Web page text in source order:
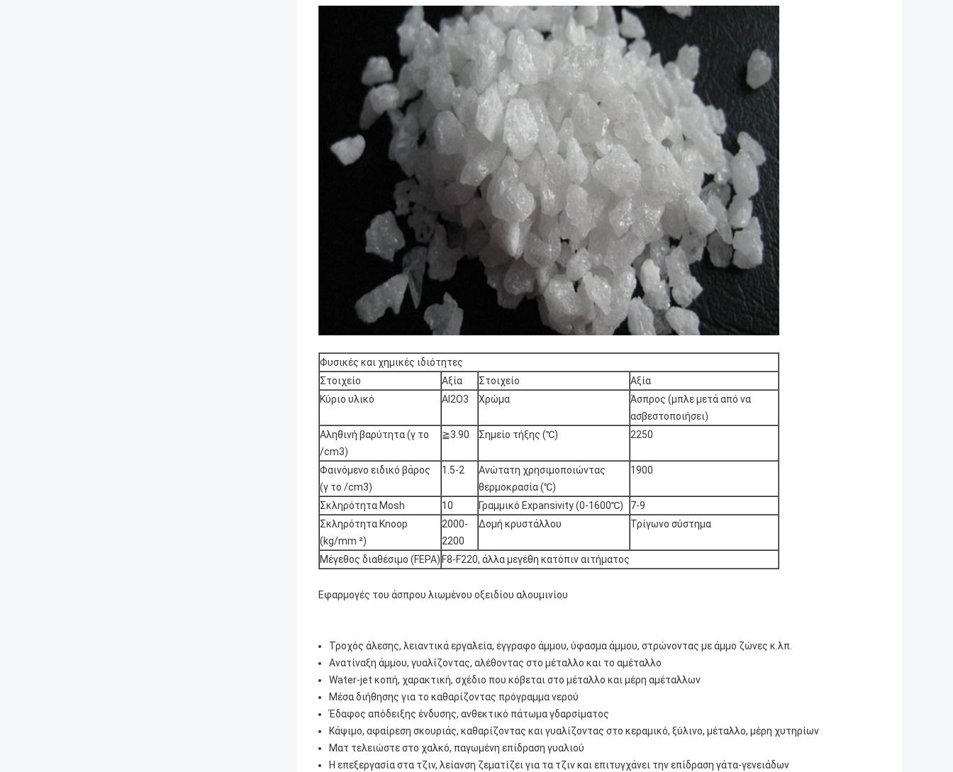
Φυσικές και χημικές ιδιότητες
Στοιχείο
Αξία Στοιχείο
Αξία
Κύριο υλικό
Al2O3 Χρώμα
Άσπρος (μπλε μετά από να
ασβεστοποιήσει)
Αληθινή βαρύτητα (γ το
/cm3)
≧3.90 Σημείο τήξης (℃) 2250
Φαινόμενο ειδικό βάρος
(γ το /cm3)
1.5-2
Ανώτατη χρησιμοποιώντας
θερμοκρασία (℃)
1900
Σκληρότητα Mosh 10 Γραμμικό Expansivity (0-1600℃)
7-9
Σκληρότητα Knoop
(kg/mm ²)
2000-
2200
Δομή κρυστάλλου Τρίγωνο σύστημα
Μέγεθος διαθέσιμο (FEPA) F8-F220, άλλα μεγέθη κατόπιν αιτήματος
Εφαρμογές του άσπρου λιωμένου οξειδίου αλουμινίου
Τροχός άλεσης, λειαντικά εργαλεία, έγγραφο άμμου, ύφασμα άμμου, στρώνοντας με άμμο ζώνες κ.λπ.
Ανατίναξη άμμου, γυαλίζοντας, αλέθοντας στο μέταλλο και το αμέταλλο
Water-jet κοπή, χαρακτική, σχέδιο που κόβεται στο μέταλλο και μέρη αμέταλλων
Μέσα διήθησης για το καθαρίζοντας πρόγραμμα νερού
Έδαφος απόδειξης ένδυσης, ανθεκτικό πάτωμα γδαρσίματος
Κάψιμο, αφαίρεση σκουριάς, καθαρίζοντας και γυαλίζοντας στο κεραμικό, ξύλινο, μέταλλο, μέρη χυτηρίων
Ματ τελειώστε στο χαλκό, παγωμένη επίδραση γυαλιού
Η επεξεργασία στα τζιν, λείανση ζεματίζει για τα τζιν και επιτυγχάνει την επίδραση γάτα-γενειάδων